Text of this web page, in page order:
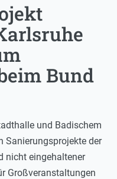
Bund
und Badischem
Sanierungsprojekte der
nicht eingehaltener
Großveranstaltungen